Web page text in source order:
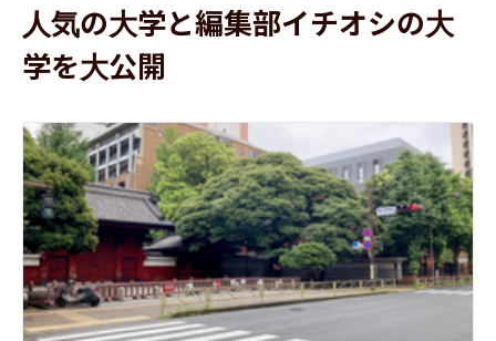
人気の大学と編集部イチオシの大
学を大公開